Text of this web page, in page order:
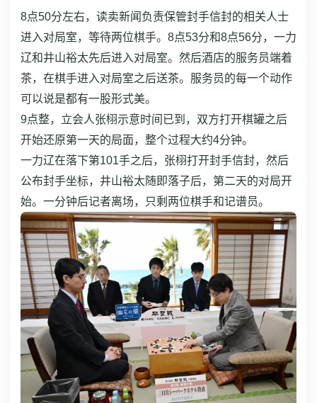
8点50分左右，读卖新闻负责保管封手信封的相关人士
进入对局室，等待两位棋手。8点53分和8点56分，一力
辽和井山裕太先后进入对局室。然后酒店的服务员端着
茶，在棋手进入对局室之后送茶。服务员的每一个动作
可以说是都有一股形式美。
9点整，立会人张栩示意时间已到，双方打开棋罐之后
开始还原第一天的局面，整个过程大约4分钟。
一力辽在落下第101手之后，张栩打开封手信封，然后
公布封手坐标，井山裕太随即落子后，第二天的对局开
始。一分钟后记者离场，只剩两位棋手和记谱员。